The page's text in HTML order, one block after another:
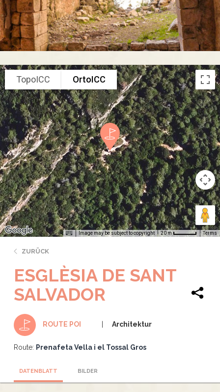
TopoICC OrtoICC
Image may be subject to copyright 20 m Terms
ZURÜCK
ESGLÈSIA DE SANT
SALVADOR
ROUTE POI Architektur
Route: Prenafeta Vella i el Tossal Gros
DATENBLATT BILDER